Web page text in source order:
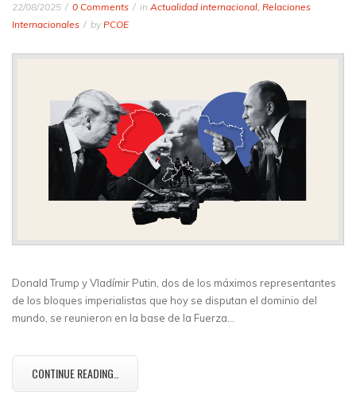
22/08/2025 0 Comments in Actualidad internacional, Relaciones
Internacionales
by PCOE
Donald Trump y Vladímir Putin, dos de los máximos representantes
de los bloques imperialistas que hoy se disputan el dominio del
mundo, se reunieron en la base de la Fuerza…
CONTINUE READING..